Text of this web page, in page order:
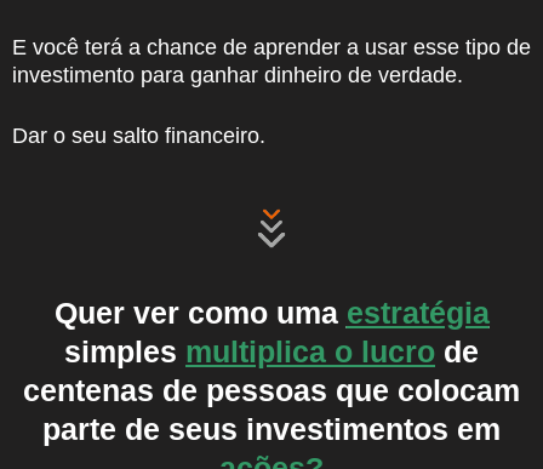
E você terá a chance de aprender a usar esse tipo de
investimento para ganhar dinheiro de verdade.
Dar o seu salto financeiro.
Quer ver como uma estratégia
simples multiplica o lucro de
centenas de pessoas que colocam
parte de seus investimentos em